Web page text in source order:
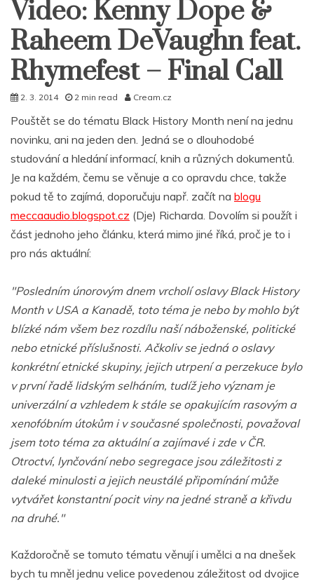
Video: Kenny Dope &
Raheem DeVaughn feat.
Rhymefest – Final Call
2. 3. 2014 2 min read Cream.cz
Pouštět se do tématu Black History Month není na jednu
novinku, ani na jeden den. Jedná se o dlouhodobé
studování a hledání informací, knih a různých dokumentů.
Je na každém, čemu se věnuje a co opravdu chce, takže
pokud tě to zajímá, doporučuju např. začít na blogu
meccaaudio.blogspot.cz (Dje) Richarda. Dovolím si použít i
část jednoho jeho článku, která mimo jiné říká, proč je to i
pro nás aktuální:
"Posledním únorovým dnem vrcholí oslavy Black History
Month v USA a Kanadě, toto téma je nebo by mohlo být
blízké nám všem bez rozdílu naší náboženské, politické
nebo etnické příslušnosti. Ačkoliv se jedná o oslavy
konkrétní etnické skupiny, jejich utrpení a perzekuce bylo
v první řadě lidským selháním, tudíž jeho význam je
univerzální a vzhledem k stále se opakujícím rasovým a
xenofóbním útokům i v současné společnosti, považoval
jsem toto téma za aktuální a zajímavé i zde v ČR.
Otroctví, lynčování nebo segregace jsou záležitosti z
daleké minulosti a jejich neustálé připomínání může
vytvářet konstantní pocit viny na jedné straně a křivdu
na druhé."
Každoročně se tomuto tématu věnují i umělci a na dnešek
bych tu mněl jednu velice povedenou záležitost od dvojice